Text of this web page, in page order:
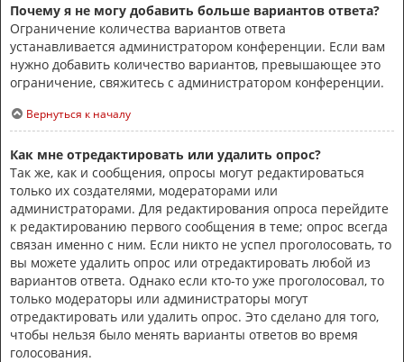
Почему я не могу добавить больше вариантов ответа?
Ограничение количества вариантов ответа
устанавливается администратором конференции. Если вам
нужно добавить количество вариантов, превышающее это
ограничение, свяжитесь с администратором конференции.
Вернуться к началу
Как мне отредактировать или удалить опрос?
Так же, как и сообщения, опросы могут редактироваться
только их создателями, модераторами или
администраторами. Для редактирования опроса перейдите
к редактированию первого сообщения в теме; опрос всегда
связан именно с ним. Если никто не успел проголосовать, то
вы можете удалить опрос или отредактировать любой из
вариантов ответа. Однако если кто-то уже проголосовал, то
только модераторы или администраторы могут
отредактировать или удалить опрос. Это сделано для того,
чтобы нельзя было менять варианты ответов во время
голосования.